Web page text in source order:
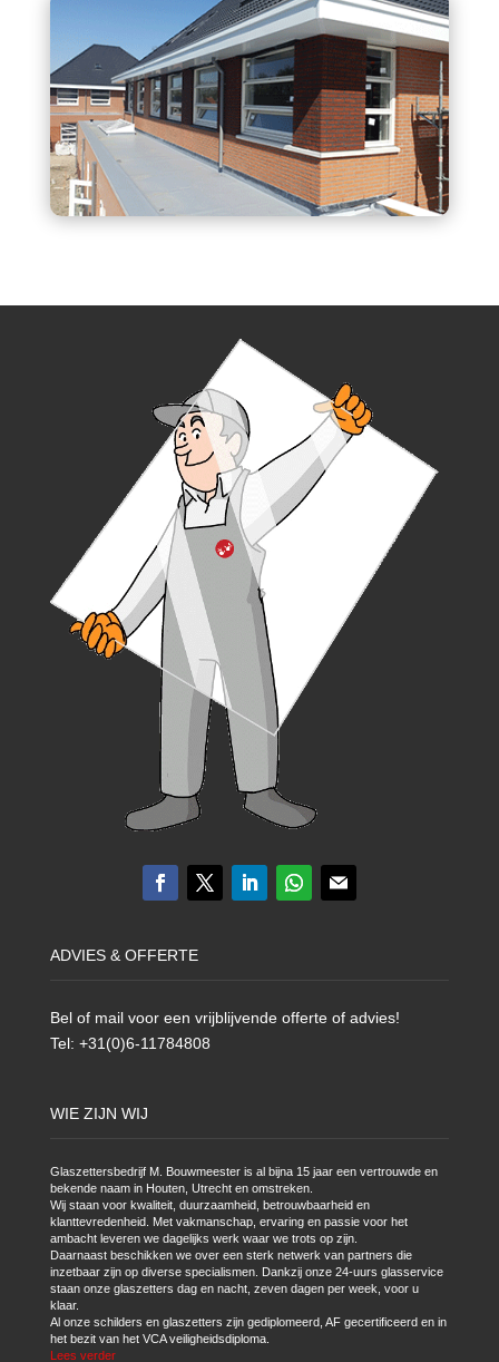
ADVIES & OFFERTE
Bel of mail voor een vrijblijvende offerte of advies!
Tel: +31(0)6-11784808
WIE ZIJN WIJ
Glaszettersbedrijf M. Bouwmeester is al bijna 15 jaar een vertrouwde en
bekende naam in Houten, Utrecht en omstreken.
Wij staan voor kwaliteit, duurzaamheid, betrouwbaarheid en
klanttevredenheid. Met vakmanschap, ervaring en passie voor het
ambacht leveren we dagelijks werk waar we trots op zijn.
Daarnaast beschikken we over een sterk netwerk van partners die
inzetbaar zijn op diverse specialismen. Dankzij onze 24-uurs glasservice
staan onze glaszetters dag en nacht, zeven dagen per week, voor u
klaar.
Al onze schilders en glaszetters zijn gediplomeerd, AF gecertificeerd en in
het bezit van het VCA veiligheidsdiploma.
Lees verder